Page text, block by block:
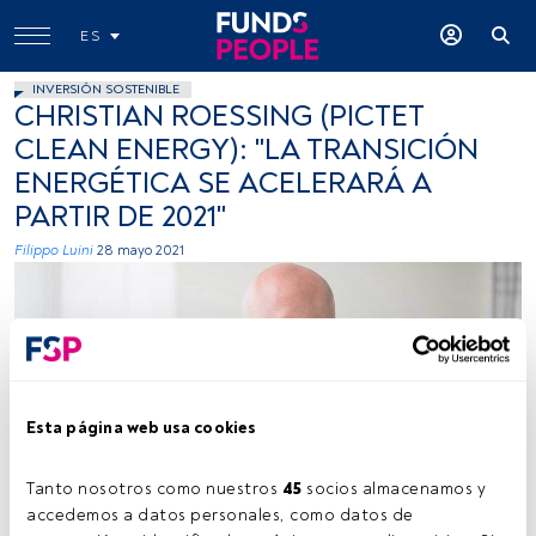
Esta página web usa cookies
Tanto nosotros como nuestros 45 socios almacenamos y
accedemos a datos personales, como datos de
ES
INVERSIÓN SOSTENIBLE
CHRISTIAN ROESSING (PICTET
CLEAN ENERGY): "LA TRANSICIÓN
ENERGÉTICA SE ACELERARÁ A
PARTIR DE 2021"
Filippo Luini 28 mayo 2021